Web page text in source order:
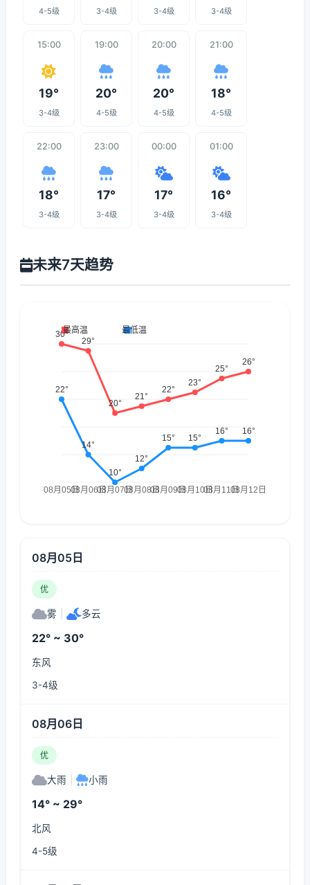
4-5级 3-4级 3-4级 3-4级
15:00
19°
3-4级
19:00
20°
4-5级
20:00
20°
4-5级
21:00
18°
4-5级
22:00
18°
3-4级
23:00
17°
3-4级
00:00
17°
3-4级
01:00
16°
3-4级
未来7天趋势
08月05日
优
雾 多云
22° ~ 30°
东风
3-4级
08月06日
优
大雨 小雨
14° ~ 29°
北风
4-5级